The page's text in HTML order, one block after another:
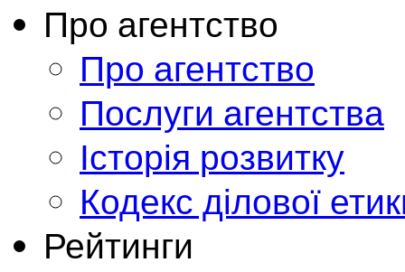
Про агентство
Про агентство
Послуги агентства
Історія розвитку
Кодекс ділової
Рейтинги